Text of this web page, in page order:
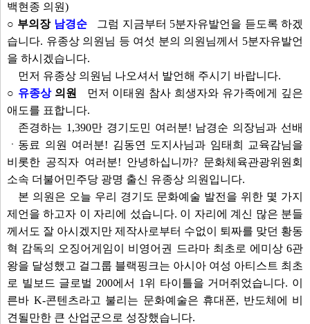
백현종 의원)
○ 부의장 남경순
그럼 지금부터 5분자유발언을 듣도록 하겠
습니다. 유종상 의원님 등 여섯 분의 의원님께서 5분자유발언
을 하시겠습니다.
먼저 유종상 의원님 나오셔서 발언해 주시기 바랍니다.
○ 유종상의원
먼저 이태원 참사 희생자와 유가족에게 깊은
애도를 표합니다.
존경하는 1,390만 경기도민 여러분! 남경순 의장님과 선배
ㆍ동료 의원 여러분! 김동연 도지사님과 임태희 교육감님을
비롯한 공직자 여러분! 안녕하십니까? 문화체육관광위원회
소속 더불어민주당 광명 출신 유종상 의원입니다.
본 의원은 오늘 우리 경기도 문화예술 발전을 위한 몇 가지
제언을 하고자 이 자리에 섰습니다. 이 자리에 계신 많은 분들
께서도 잘 아시겠지만 제작사로부터 수없이 퇴짜를 맞던 황동
혁 감독의 오징어게임이 비영어권 드라마 최초로 에미상 6관
왕을 달성했고 걸그룹 블랙핑크는 아시아 여성 아티스트 최초
로 빌보드 글로벌 200에서 1위 타이틀을 거머쥐었습니다. 이
른바 K-콘텐츠라고 불리는 문화예술은 휴대폰, 반도체에 비
견될만한 큰 산업군으로 성장했습니다.